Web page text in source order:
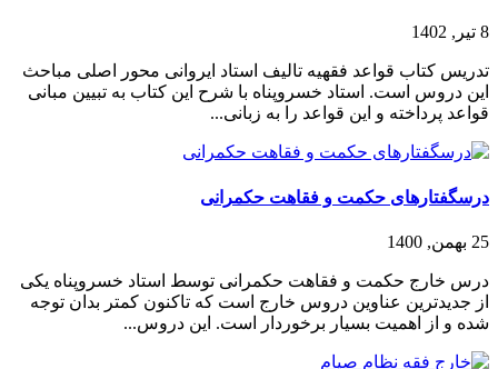
8 تیر, 1402
تدریس کتاب قواعد فقهیه تالیف استاد ایروانی محور اصلی مباحث
این دروس است. استاد خسروپناه با شرح این کتاب به تبیین مبانی
قواعد پرداخته و این قواعد را به زبانی...
درسگفتارهای حکمت و فقاهت حکمرانی
25 بهمن, 1400
درس خارج حکمت و فقاهت حکمرانی توسط استاد خسروپناه یکی
از جدیدترین عناوین دروس خارج است که تاکنون کمتر بدان توجه
شده و از اهمیت بسیار برخوردار است. این دروس...